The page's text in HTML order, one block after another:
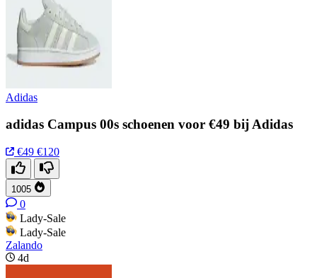
Adidas
adidas Campus 00s schoenen voor €49 bij Adidas
€49 €120
1005
0
Lady-Sale
Lady-Sale
Zalando
4d